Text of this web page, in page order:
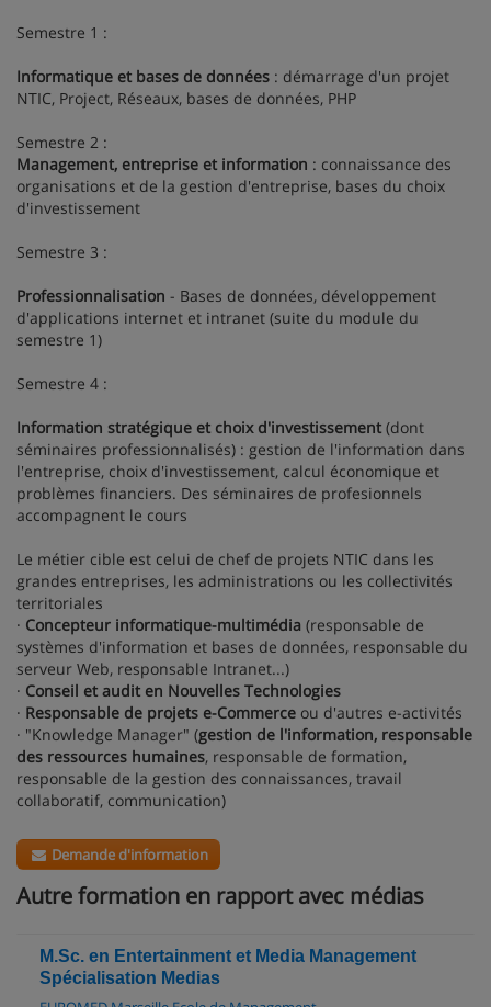
Semestre 1 :
Informatique et bases de données : démarrage d'un projet
NTIC, Project, Réseaux, bases de données, PHP
Semestre 2 :
Management, entreprise et information : connaissance des
organisations et de la gestion d'entreprise, bases du choix
d'investissement
Semestre 3 :
Professionnalisation - Bases de données, développement
d'applications internet et intranet (suite du module du
semestre 1)
Semestre 4 :
Information stratégique et choix d'investissement (dont
séminaires professionnalisés) : gestion de l'information dans
l'entreprise, choix d'investissement, calcul économique et
problèmes financiers. Des séminaires de profesionnels
accompagnent le cours
Le métier cible est celui de chef de projets NTIC dans les
grandes entreprises, les administrations ou les collectivités
territoriales
· Concepteur informatique-multimédia (responsable de
systèmes d'information et bases de données, responsable du
serveur Web, responsable Intranet...)
· Conseil et audit en Nouvelles Technologies
· Responsable de projets e-Commerce ou d'autres e-activités
· "Knowledge Manager" (gestion de l'information, responsable
des ressources humaines, responsable de formation,
responsable de la gestion des connaissances, travail
collaboratif, communication)
Demande d'information
Autre formation en rapport avec médias
M.Sc. en Entertainment et Media Management
Spécialisation Medias